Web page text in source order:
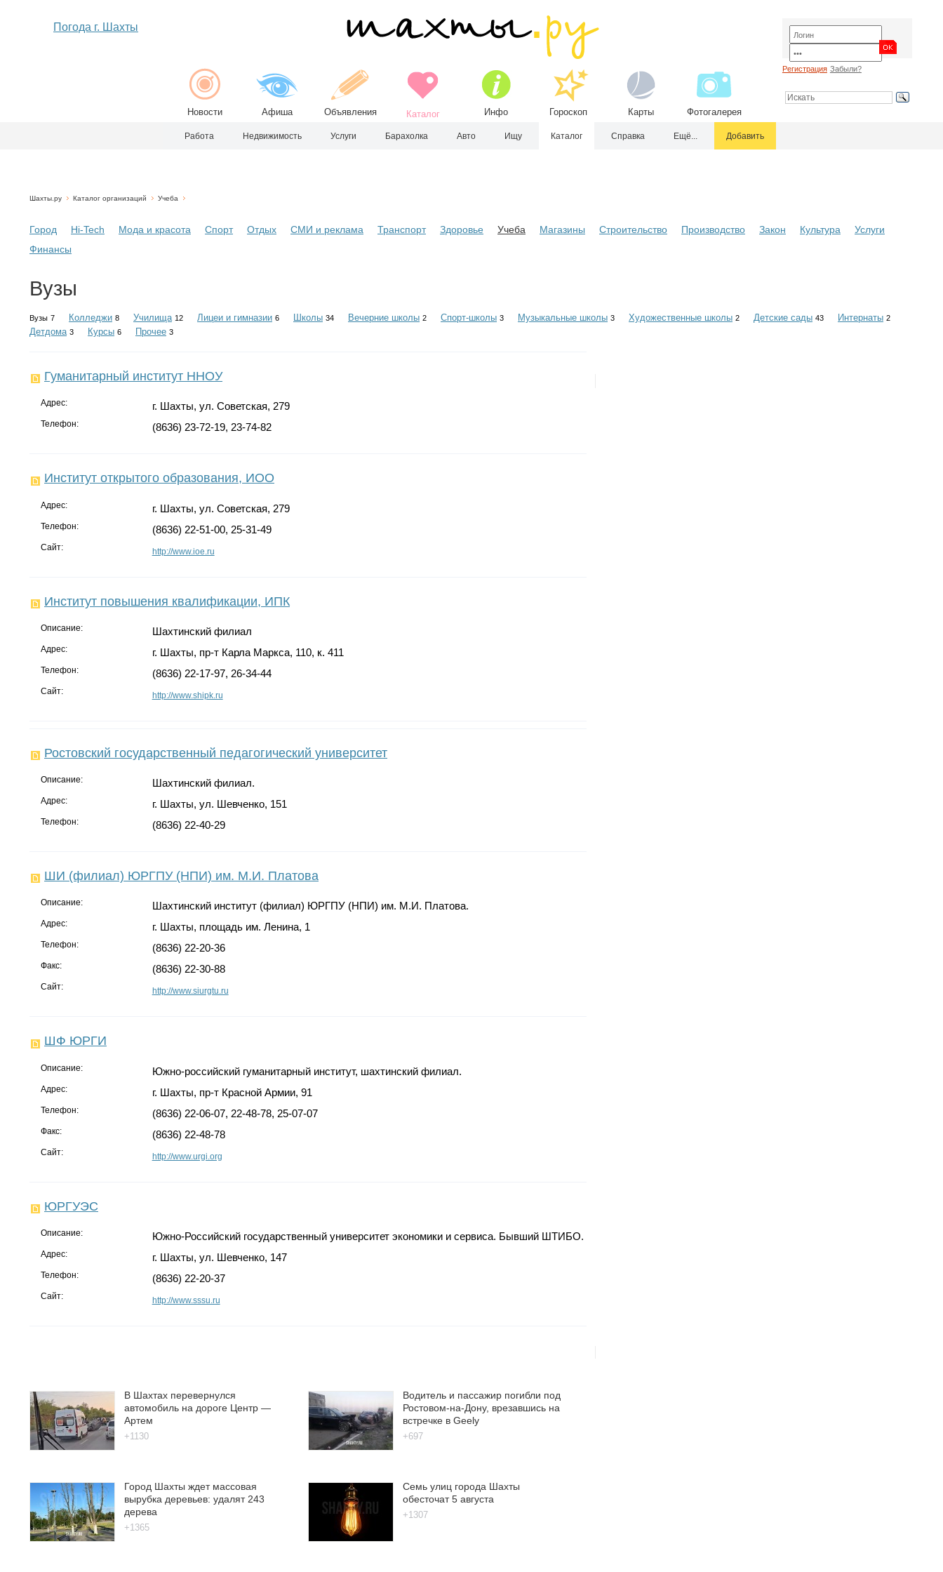
Погода г. Шахты
Новости Афиша Объявления Каталог Инфо Гороскоп Карты Фотогалерея
Регистрация Забыли?
Работа Недвижимость Услуги Барахолка Авто Ищу Каталог Справка Ещё... Добавить
Шахты.ру Каталог организаций Учеба
Город Hi-Tech Мода и красота Спорт Отдых СМИ и реклама Транспорт Здоровье Учеба Магазины Строительство Производство Закон Культура
Услуги
Финансы
Вузы
Вузы 7 Колледжи 8 Училища 12 Лицеи и гимназии 6 Школы 34 Вечерние школы 2 Спорт-школы 3 Музыкальные школы 3 Художественные школы 2 Детские сады 43 Интернаты 2
Детдома 3 Курсы 6 Прочее 3
Гуманитарный институт ННОУ
Адрес: г. Шахты, ул. Советская, 279
Телефон: (8636) 23-72-19, 23-74-82
Институт открытого образования, ИОО
Адрес: г. Шахты, ул. Советская, 279
Телефон: (8636) 22-51-00, 25-31-49
Сайт: http://www.ioe.ru
Институт повышения квалификации, ИПК
Описание: Шахтинский филиал
Адрес: г. Шахты, пр-т Карла Маркса, 110, к. 411
Телефон: (8636) 22-17-97, 26-34-44
Сайт: http://www.shipk.ru
Ростовский государственный педагогический университет
Описание: Шахтинский филиал.
Адрес: г. Шахты, ул. Шевченко, 151
Телефон: (8636) 22-40-29
ШИ (филиал) ЮРГПУ (НПИ) им. М.И. Платова
Описание: Шахтинский институт (филиал) ЮРГПУ (НПИ) им. М.И. Платова.
Адрес: г. Шахты, площадь им. Ленина, 1
Телефон: (8636) 22-20-36
Факс: (8636) 22-30-88
Сайт: http://www.siurgtu.ru
ШФ ЮРГИ
Описание: Южно-российский гуманитарный институт, шахтинский филиал.
Адрес: г. Шахты, пр-т Красной Армии, 91
Телефон: (8636) 22-06-07, 22-48-78, 25-07-07
Факс: (8636) 22-48-78
Сайт: http://www.urgi.org
ЮРГУЭС
Описание: Южно-Российский государственный университет экономики и сервиса. Бывший ШТИБО.
Адрес: г. Шахты, ул. Шевченко, 147
Телефон: (8636) 22-20-37
Сайт: http://www.sssu.ru
В Шахтах перевернулся
автомобиль на дороге Центр —
Артем
+1130
Водитель и пассажир погибли под
Ростовом-на-Дону, врезавшись на
встречке в Geely
+697
Город Шахты ждет массовая
вырубка деревьев: удалят 243
дерева
+1365
Семь улиц города Шахты
обесточат 5 августа
+1307